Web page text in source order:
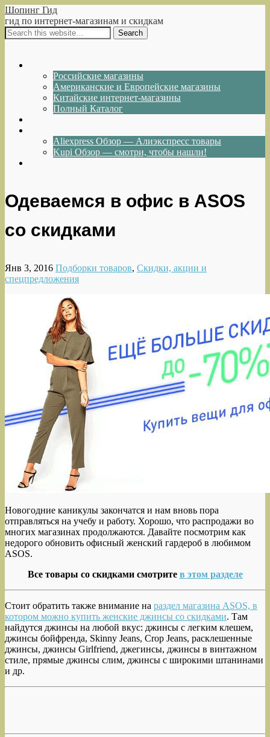
Шопинг Гид
гид по интернет-магазинам и скидкам
Российские магазины
Американские и Европейские магазины
Китайские интернет-магазины
Полный Каталог
Aliexpress Обзор — Алиэкспресс товары
Kupi Обзор — смотри, чтобы нашли!
Одеваемся в офис в ASOS
со скидками
Янв 3, 2016 Подборки товаров, Скидки, акции и
спецпредложения
Новогодние каникулы закончатся и нам вновь пора
отправляться на учебу и работу. Хорошо, что распродажи во
многих магазинах продолжаются. Давайте посмотрим как
недорого обновить офисный женский гардероб в любимом
ASOS.
Все товары со скидками смотрите в этом разделе
Стоит обратить также внимание на раздел магазина ASOS, в
котором можно купить женские джинсы со скидками. Там
найдутся джинсы на любой вкус: джинсы с легким клешем,
джинсы бойфренда, Skinny Jeans, Crop Jeans, расклешенные
джинсы, джинсы Girlfriend, джегинсы, джинсы в винтажном
стиле, прямые джинсы слим, джинсы с широкими штанинами
и др.